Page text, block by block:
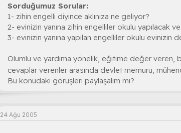
Sorduğumuz Sorular:
1- zihin engelli diyince aklınıza ne geliyor?
2- evinizin yanına zihin engelliler okulu yapılacak
3- evinizin yanına yapılan engelliler okulu evinizin
Olumlu ve yardıma yönelik, eğitime değer veren,
cevaplar verenler arasında devlet memuru,
Bu konudaki görüşleri paylaşalım mı?
24 Ağu 2005